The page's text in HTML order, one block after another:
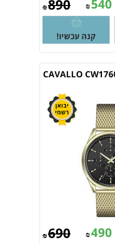
₪890 ₪540
קנה עכשיו!
₪690 ₪490